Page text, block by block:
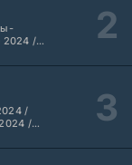
1 серия
Coldfilm
Syncmer
8 серия
/
2024 /
/
/
/